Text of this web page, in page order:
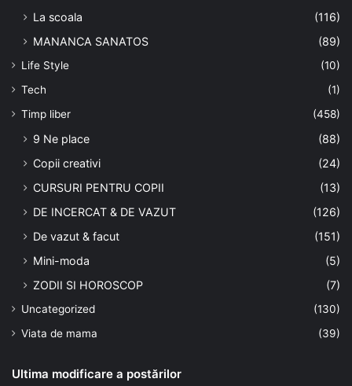
La scoala
(116)
MANANCA SANATOS
(89)
Life Style
(10)
Tech
(1)
Timp liber
(458)
9 Ne place
(88)
Copii creativi
(24)
CURSURI PENTRU COPII
(13)
DE INCERCAT & DE VAZUT
(126)
De vazut & facut
(151)
Mini-moda
(5)
ZODII SI HOROSCOP
(7)
Uncategorized
(130)
Viata de mama
(39)
Ultima modificare a postărilor